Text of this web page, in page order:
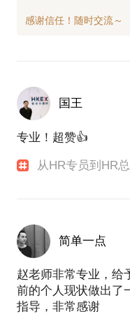
国王
专业！超赞👍
从HR专员到HR
简单一点
赵老师非常专业，给
前的个人现状做出了
指导，非常感谢